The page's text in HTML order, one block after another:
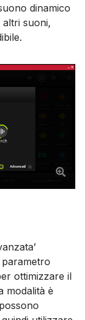
dinamico
altri suoni,
ottimizzare il
modalità è